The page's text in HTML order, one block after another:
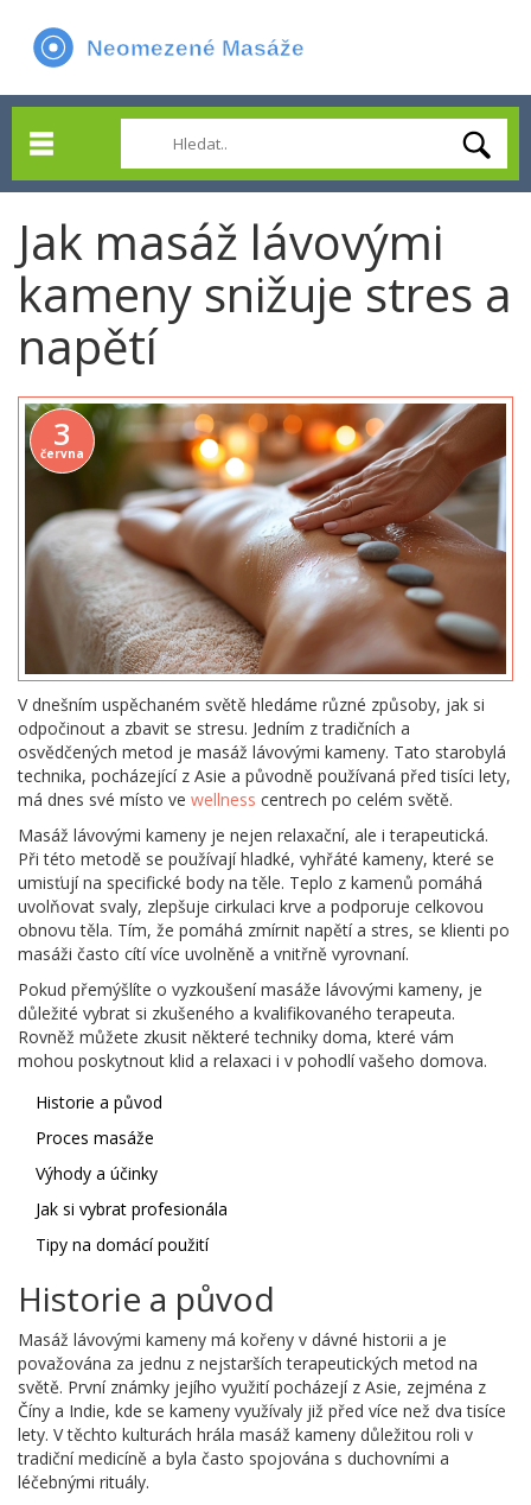
Jak masáž lávovými
kameny snižuje stres a
napětí
3
června
V dnešním uspěchaném světě hledáme různé způsoby, jak si
odpočinout a zbavit se stresu. Jedním z tradičních a
osvědčených metod je masáž lávovými kameny. Tato starobylá
technika, pocházející z Asie a původně používaná před tisíci lety,
má dnes své místo ve wellness centrech po celém světě.
Masáž lávovými kameny je nejen relaxační, ale i terapeutická.
Při této metodě se používají hladké, vyhřáté kameny, které se
umisťují na specifické body na těle. Teplo z kamenů pomáhá
uvolňovat svaly, zlepšuje cirkulaci krve a podporuje celkovou
obnovu těla. Tím, že pomáhá zmírnit napětí a stres, se klienti po
masáži často cítí více uvolněně a vnitřně vyrovnaní.
Pokud přemýšlíte o vyzkoušení masáže lávovými kameny, je
důležité vybrat si zkušeného a kvalifikovaného terapeuta.
Rovněž můžete zkusit některé techniky doma, které vám
mohou poskytnout klid a relaxaci i v pohodlí vašeho domova.
Historie a původ
Proces masáže
Výhody a účinky
Jak si vybrat profesionála
Tipy na domácí použití
Historie a původ
Masáž lávovými kameny má kořeny v dávné historii a je
považována za jednu z nejstarších terapeutických metod na
světě. První známky jejího využití pocházejí z Asie, zejména z
Číny a Indie, kde se kameny využívaly již před více než dva tisíce
lety. V těchto kulturách hrála masáž kameny důležitou roli v
tradiční medicíně a byla často spojována s duchovními a
léčebnými rituály.